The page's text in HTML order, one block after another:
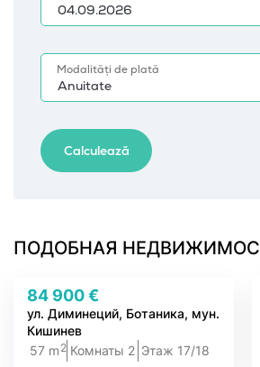
ПОДОБНАЯ
84 900 €
ул. Диминеций, Ботаника, мун.
Кишинев
57 m 2 Комнаты 2 Этаж 17/18